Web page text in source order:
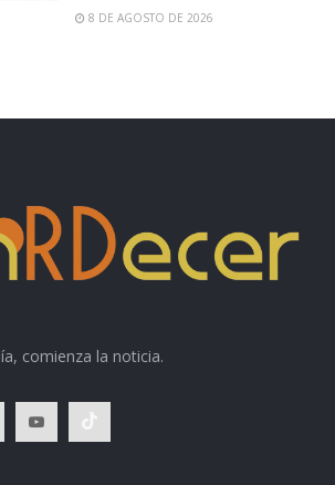
8 DE AGOSTO DE 2026
comienza la noticia.